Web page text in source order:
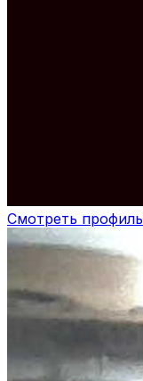
Смотреть профиль